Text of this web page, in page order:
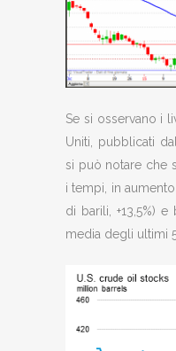
Se si osservano i
Uniti, pubblicati
si può notare che
i tempi, in
di barili, +13,5%)
media degli ultimi